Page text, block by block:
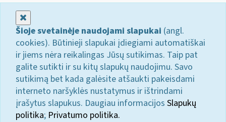
Šioje svetainėje naudojami slapukai (angl.
cookies). Būtinieji slapukai įdiegiami automatiškai
ir jiems nėra reikalingas Jūsų sutikimas. Taip pat
galite sutikti ir su kitų slapukų naudojimu. Savo
sutikimą bet kada galėsite atšaukti pakeisdami
interneto naršyklės nustatymus ir ištrindami
įrašytus slapukus. Daugiau informacijos Slapukų
politika; Privatumo politika.